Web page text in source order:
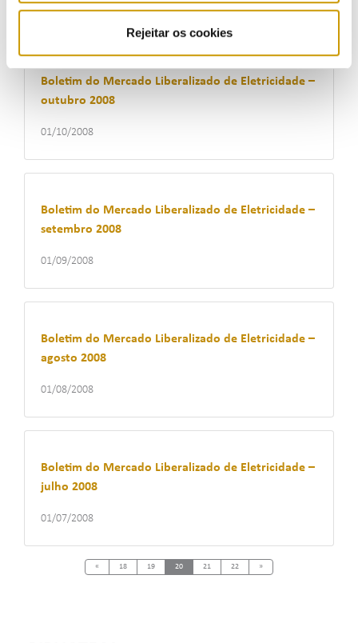
Rejeitar os cookies
01/11/2008
Boletim do Mercado Liberalizado de Eletricidade –
outubro 2008
01/10/2008
Boletim do Mercado Liberalizado de Eletricidade –
setembro 2008
01/09/2008
Boletim do Mercado Liberalizado de Eletricidade –
agosto 2008
01/08/2008
Boletim do Mercado Liberalizado de Eletricidade –
julho 2008
01/07/2008
« Previous
18 19 20 21 22 »Next